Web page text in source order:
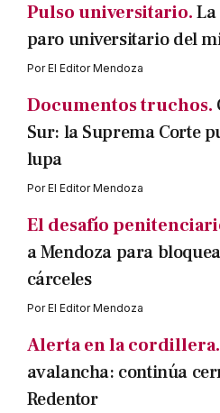
Pulso universitario.La
paro universitario del
PorEl Editor Mendoza
Documentos truchos.
Sur: la Suprema Corte
lupa
PorEl Editor Mendoza
El desafío
a Mendoza para
cárceles
PorEl Editor Mendoza
Alerta en la cordillera.
avalancha: continúa
Redentor